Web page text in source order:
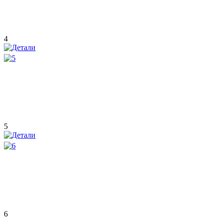
4
5
6